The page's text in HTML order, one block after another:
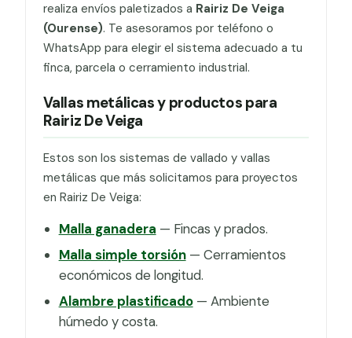
realiza envíos paletizados a Rairiz De Veiga
(Ourense). Te asesoramos por teléfono o
WhatsApp para elegir el sistema adecuado a tu
finca, parcela o cerramiento industrial.
Vallas metálicas y productos para
Rairiz De Veiga
Estos son los sistemas de vallado y vallas
metálicas que más solicitamos para proyectos
en Rairiz De Veiga:
Malla ganadera — Fincas y prados.
Malla simple torsión— Cerramientos
económicos de longitud.
Alambre plastificado— Ambiente
húmedo y costa.